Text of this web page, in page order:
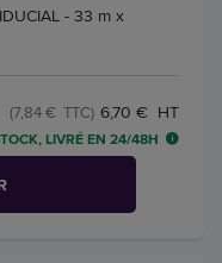
- 33 m x
6,70 € HT
(7,84 € TTC)
LIVRÉ EN 24/48H